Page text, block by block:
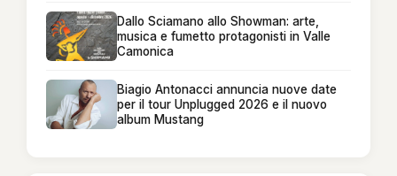
Dallo Sciamano allo Showman: arte,
musica e fumetto protagonisti in Valle
Camonica
Biagio Antonacci annuncia nuove date
per il tour Unplugged 2026 e il nuovo
album Mustang